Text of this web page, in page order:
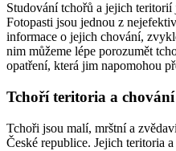
Studování tchořů a jejich
Fotopasti jsou jednou z
informace o jejich chování,
nim můžeme lépe porozumět
opatření, která jim napomohou
Tchoří teritoria a chování
Tchoři jsou malí, mrštní a
České republice. Jejich teritoria